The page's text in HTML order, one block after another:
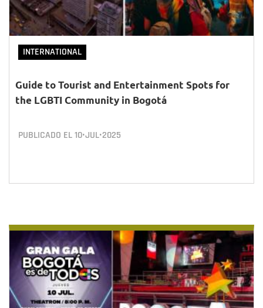
INTERNATIONAL
Guide to Tourist and Entertainment Spots for
the LGBTI Community in Bogotá
PUBLICADO EL10•JUL•2025